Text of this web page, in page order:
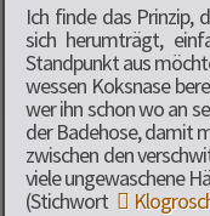
Ich finde das Prinzip,
sich herumträgt,
Standpunkt aus
wessen Koksnase
wer ihn schon wo an
der Badehose, damit
zwischen den
viele ungewaschene
(Stichwort